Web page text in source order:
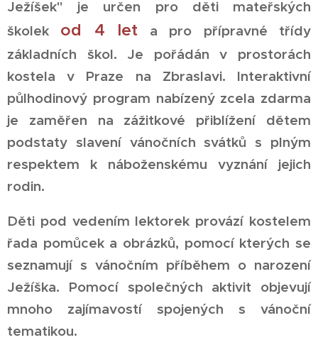
Ježíšek" je určen pro děti mateřských
školek od 4 let a pro přípravné třídy
základních škol. Je pořádán v prostorách
kostela v Praze na Zbraslavi. Interaktivní
půlhodinový program nabízený zcela zdarma
je zaměřen na zážitkové přiblížení dětem
podstaty slavení vánočních svátků s plným
respektem k náboženskému vyznání jejich
rodin.
Děti pod vedením lektorek provází kostelem
řada pomůcek a obrázků, pomocí kterých se
seznamují s vánočním příběhem o narození
Ježíška. Pomocí společných aktivit objevují
mnoho zajímavostí spojených s vánoční
tematikou.